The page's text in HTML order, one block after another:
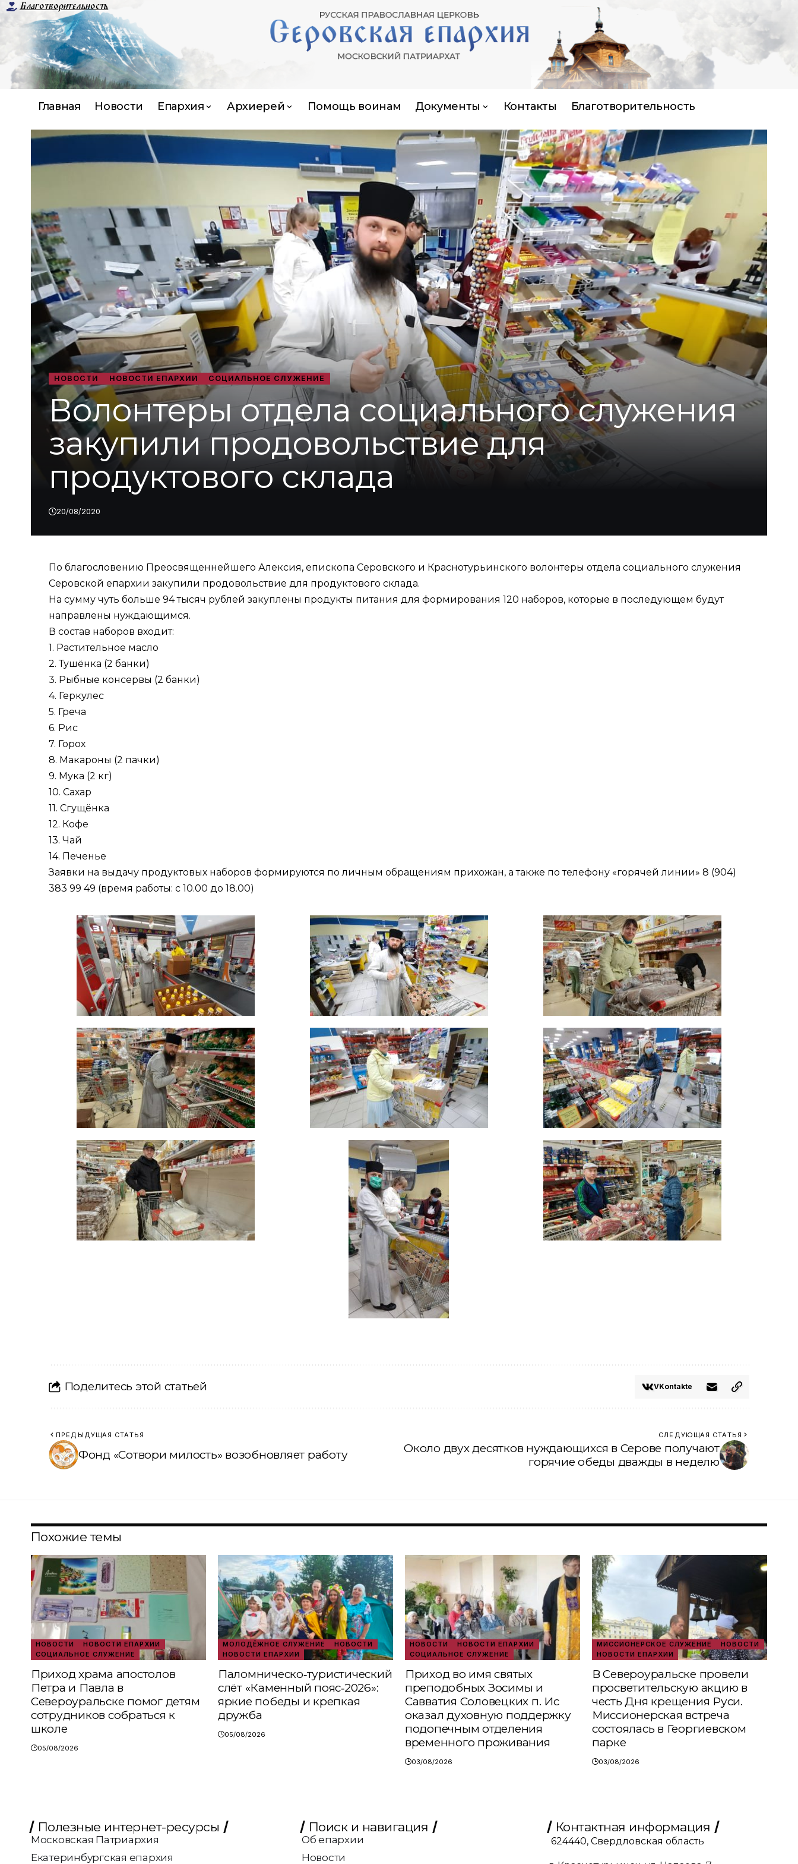
Благотворительность
Главная Новости Епархия Архиерей Помощь воинам Документы Контакты Благотворительность
НОВОСТИ НОВОСТИ ЕПАРХИИ СОЦИАЛЬНОЕ СЛУЖЕНИЕ
Волонтеры отдела социального служения
закупили продовольствие для
продуктового склада
20/08/2020
По благословению Преосвященнейшего Алексия, епископа Серовского и Краснотурьинского волонтеры отдела социального служения
Серовской епархии закупили продовольствие для продуктового склада.
На сумму чуть больше 94 тысяч рублей закуплены продукты питания для формирования 120 наборов, которые в последующем будут
направлены нуждающимся.
В состав наборов входит:
1. Растительное масло
2. Тушёнка (2 банки)
3. Рыбные консервы (2 банки)
4. Геркулес
5. Греча
6. Рис
7. Горох
8. Макароны (2 пачки)
9. Мука (2 кг)
10. Сахар
11. Сгущёнка
12. Кофе
13. Чай
14. Печенье
Заявки на выдачу продуктовых наборов формируются по личным обращениям прихожан, а также по телефону «горячей линии» 8 (904)
383 99 49 (время работы: с 10.00 до 18.00)
Поделитесь этой статьей VKontakte
ПРЕДЫДУЩАЯ СТАТЬЯ
Фонд «Сотвори милость» возобновляет работу
СЛЕДУЮЩАЯ СТАТЬЯ
Около двух десятков нуждающихся в Серове получают
горячие обеды дважды в неделю
Похожие темы
НОВОСТИ
НОВОСТИ ЕПАРХИИ
СОЦИАЛЬНОЕ СЛУЖЕНИЕ
Приход храма апостолов
Петра и Павла в
Североуральске помог детям
сотрудников собраться к
школе
05/08/2026
МОЛОДЁЖНОЕ СЛУЖЕНИЕ
НОВОСТИ
НОВОСТИ ЕПАРХИИ
Паломническо‑туристический
слёт «Каменный пояс‑2026»:
яркие победы и крепкая
дружба
05/08/2026
НОВОСТИ
НОВОСТИ ЕПАРХИИ
СОЦИАЛЬНОЕ СЛУЖЕНИЕ
Приход во имя святых
преподобных Зосимы и
Савватия Соловецких п. Ис
оказал духовную поддержку
подопечным отделения
временного проживания
03/08/2026
МИССИОНЕРСКОЕ СЛУЖЕНИЕ
НОВОСТИ
НОВОСТИ ЕПАРХИИ
В Североуральске провели
просветительскую акцию в
честь Дня крещения Руси.
Миссионерская встреча
состоялась в Георгиевском
парке
03/08/2026
Полезные интернет-ресурсы
Московская Патриархия
Екатеринбургская епархия
Поиск и навигация
Об епархии
Новости
Контактная информация
624440, Свердловская область